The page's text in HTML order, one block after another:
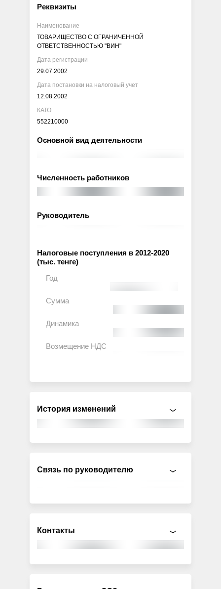
Реквизиты
Наименование
ТОВАРИЩЕСТВО С ОГРАНИЧЕННОЙ
ОТВЕТСТВЕННОСТЬЮ "ВИН"
Дата регистрации
29.07.2002
Дата постановки на налоговый учет
12.08.2002
КАТО
552210000
Основной вид деятельности
Численность работников
Руководитель
Налоговые поступления в 2012-2020
(тыс. тенге)
История изменений
Связь по руководителю
Контакты